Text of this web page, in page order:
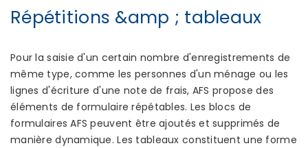
Répétitions &amp ; tableaux
Pour la saisie d'un certain nombre d'enregistrements de
même type, comme les personnes d'un ménage ou les
lignes d'écriture d'une note de frais, AFS propose des
éléments de formulaire répétables. Les blocs de
formulaires AFS peuvent être ajoutés et supprimés de
manière dynamique. Les tableaux constituent une forme